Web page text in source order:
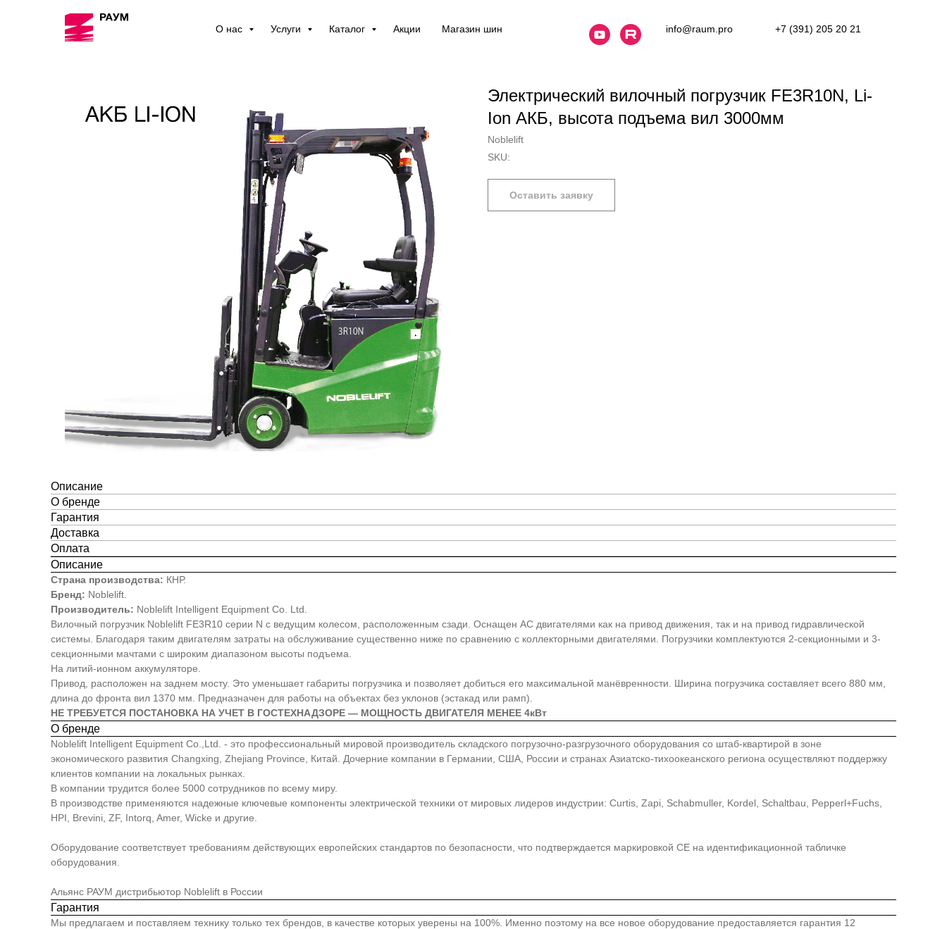
О нас Услуги Каталог Акции Магазин шин info@raum.pro +7 (391) 205 20 21
Электрический вилочный погрузчик FE3R10N, Li-
Ion АКБ, высота подъема вил 3000мм
Noblelift
SKU:
Оставить заявку
Описание
О бренде
Гарантия
Доставка
Оплата
Описание
Страна производства: КНР.
Бренд: Noblelift.
Производитель: Noblelift Intelligent Equipment Co. Ltd.
Вилочный погрузчик Noblelift FE3R10 серии N с ведущим колесом, расположенным сзади. Оснащен АС двигателями как на привод движения, так и на привод гидравлической
системы. Благодаря таким двигателям затраты на обслуживание существенно ниже по сравнению с коллекторными двигателями. Погрузчики комплектуются 2-секционными и 3-
секционными мачтами с широким диапазоном высоты подъема.
На литий-ионном аккумуляторе.
Привод, расположен на заднем мосту. Это уменьшает габариты погрузчика и позволяет добиться его максимальной манёвренности. Ширина погрузчика составляет всего 880 мм,
длина до фронта вил 1370 мм. Предназначен для работы на объектах без уклонов (эстакад или рамп).
НЕ ТРЕБУЕТСЯ ПОСТАНОВКА НА УЧЕТ В ГОСТЕХНАДЗОРЕ — МОЩНОСТЬ ДВИГАТЕЛЯ МЕНЕЕ 4кВт
О бренде
Noblelift Intelligent Equipment Co.,Ltd. - это профессиональный мировой производитель складского погрузочно-разгрузочного оборудования со штаб-квартирой в зоне
экономического развития Changxing, Zhejiang Province, Китай. Дочерние компании в Германии, США, России и странах Азиатско-тихоокеанского региона осуществляют поддержку
клиентов компании на локальных рынках.
В компании трудится более 5000 сотрудников по всему миру.
В производстве применяются надежные ключевые компоненты электрической техники от мировых лидеров индустрии: Curtis, Zapi, Schabmuller, Kordel, Schaltbau, Pepperl+Fuchs,
HPI, Brevini, ZF, Intorq, Amer, Wicke и другие.
Оборудование соответствует требованиям действующих европейских стандартов по безопасности, что подтверждается маркировкой СЕ на идентификационной табличке
оборудования.
Альянс РАУМ дистрибьютор Noblelift в России
Гарантия
Мы предлагаем и поставляем технику только тех брендов, в качестве которых уверены на 100%. Именно поэтому на все новое оборудование предоставляется гарантия 12